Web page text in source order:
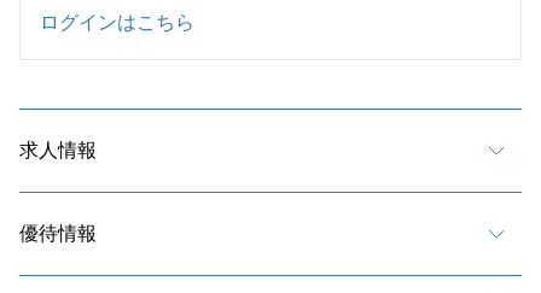
ログインはこちら
求人情報
優待情報